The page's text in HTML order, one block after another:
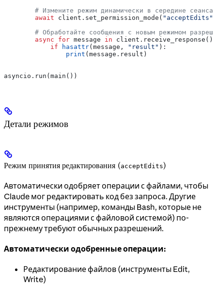
        # Измените режим динамически в середине сеанса
        await
client.set_permission_mode( "acceptEdits"
# Обработайте сообщения с новым режимом
        async
for message in client.receive_response():
            if
hasattr(message, "result" ):
                print
(message.result)
asyncio.run(main())
Детали режимов
Режим принятия редактирования (acceptEdits)
Автоматически одобряет операции с файлами, чтобы
Claude мог редактировать код без запроса. Другие
инструменты (например, команды Bash, которые не
являются операциями с файловой системой) по-
прежнему требуют обычных разрешений.
Автоматически одобренные операции:
Редактирование файлов (инструменты Edit,
Write)